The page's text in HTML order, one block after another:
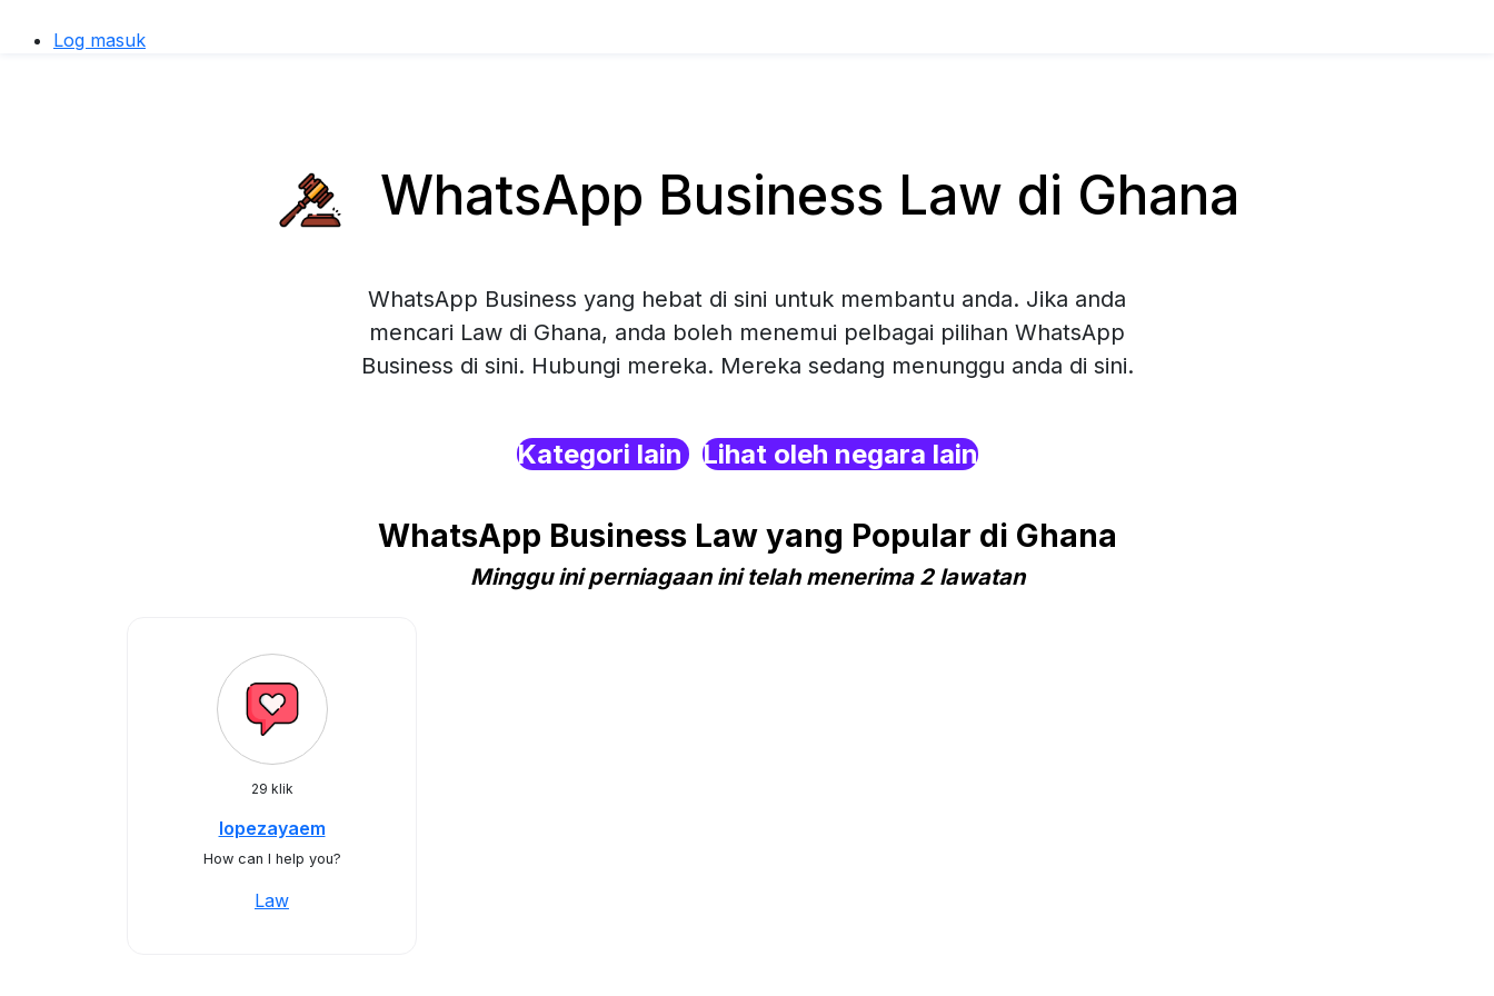
Log masuk
WhatsApp Business Law di Ghana
WhatsApp Business yang hebat di sini untuk membantu anda. Jika anda
mencari Law di Ghana, anda boleh menemui pelbagai pilihan WhatsApp
Business di sini. Hubungi mereka. Mereka sedang menunggu anda di sini.
Kategori lain Lihat oleh negara lain
WhatsApp Business Law yang Popular di Ghana
Minggu ini perniagaan ini telah menerima 2 lawatan
29 klik
lopezayaem
How can I help you?
Law